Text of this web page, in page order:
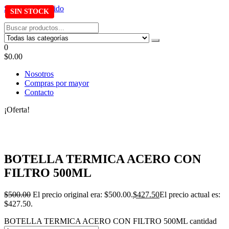
Saltar al contenido
Tel: 22087679 – Cel: 097 822122 – Joaquín Requena 2459
0
$0.00
Nosotros
Compras por mayor
Contacto
¡Oferta!
BOTELLA TERMICA ACERO CON
FILTRO 500ML
$500.00 El precio original era: $500.00.$427.50El precio actual es:
$427.50.
BOTELLA TERMICA ACERO CON FILTRO 500ML cantidad